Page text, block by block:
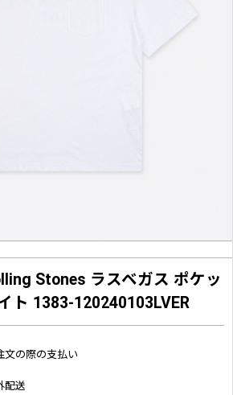
Stones ラスベガス ポケッ
ト 1383-120240103LVER
文の際の支払い
配送